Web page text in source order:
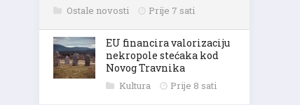
Ostale novosti Prije 7 sati
EU financira valorizaciju
nekropole stećaka kod
Novog Travnika
Kultura Prije 8 sati